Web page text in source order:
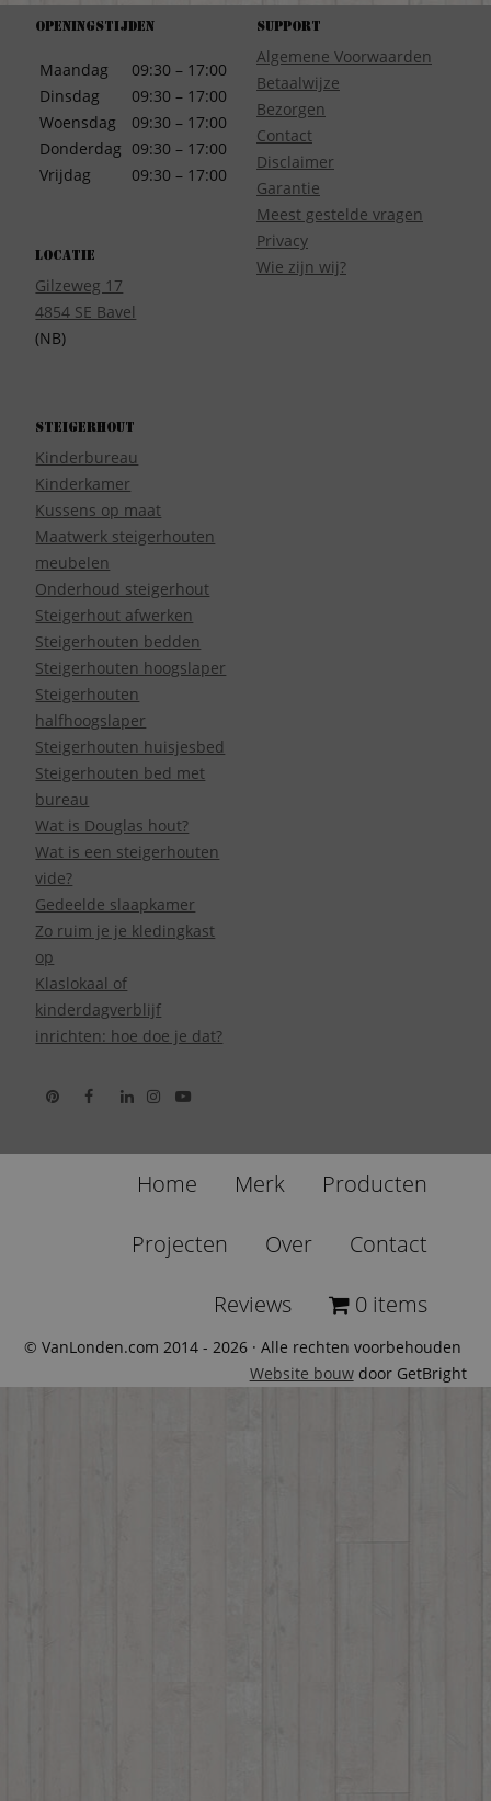
Openingstijden
Maandag
Dinsdag
Woensdag
Donderdag
Vrijdag
09:30 – 17:00
09:30 – 17:00
09:30 – 17:00
09:30 – 17:00
09:30 – 17:00
Locatie
Gilzeweg 17
4854 SE Bavel
(NB)
Support
Algemene Voorwaarden
Betaalwijze
Bezorgen
Contact
Disclaimer
Garantie
Meest gestelde vragen
Privacy
Wie zijn wij?
Steigerhout
Kinderbureau
Kinderkamer
Kussens op maat
Maatwerk steigerhouten
meubelen
Onderhoud steigerhout
Steigerhout afwerken
Steigerhouten bedden
Steigerhouten hoogslaper
Steigerhouten
halfhoogslaper
Steigerhouten huisjesbed
Steigerhouten bed met
bureau
Wat is Douglas hout?
Wat is een steigerhouten
vide?
Gedeelde slaapkamer
Zo ruim je je kledingkast
op
Klaslokaal of
kinderdagverblijf
inrichten: hoe doe je dat?
Home Merk Producten
Projecten Over Contact
Reviews 0 items
© VanLonden.com 2014 - 2026 · Alle rechten voorbehouden
Website bouwdoor GetBright